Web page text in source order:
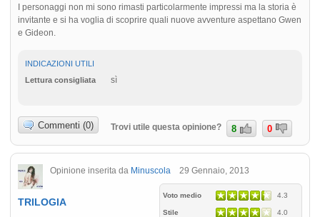
I personaggi non mi sono rimasti particolarmente impressi ma la storia è
invitante e si ha voglia di scoprire quali nuove avventure aspettano Gwen
e Gideon.
INDICAZIONI UTILI
Lettura consigliata
sì
Commenti (0) Trovi utile questa opinione? 8 0
Opinione inserita da Minuscola 29 Gennaio, 2013
Voto medio 4.3
Stile 4.0
TRILOGIA